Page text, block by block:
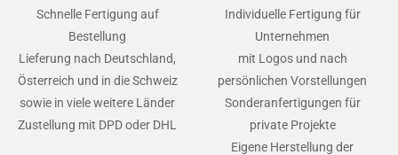
Schnelle Fertigung auf
Bestellung
Lieferung nach Deutschland,
Österreich und in die Schweiz
sowie in viele weitere Länder
Zustellung mit DPD oder DHL
Individuelle Fertigung für
Unternehmen
mit Logos und nach
persönlichen Vorstellungen
Sonderanfertigungen für
private Projekte
Eigene Herstellung der